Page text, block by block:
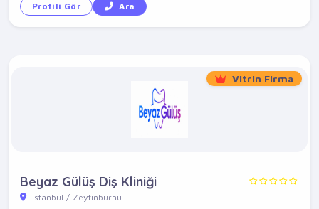
Profili Gör Ara
Vitrin Firma
Beyaz Gülüş Diş Kliniği
İstanbul / Zeytinburnu